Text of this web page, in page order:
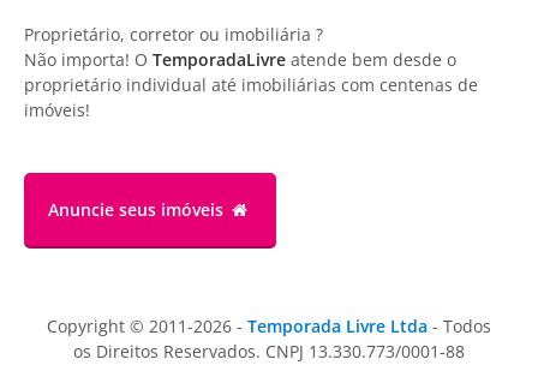
Proprietário, corretor ou imobiliária ?
Não importa! O TemporadaLivre atende bem desde o
proprietário individual até imobiliárias com centenas de
imóveis!
Anuncie seus imóveis
Copyright © 2011-2026 - Temporada Livre Ltda - Todos
os Direitos Reservados. CNPJ 13.330.773/0001-88